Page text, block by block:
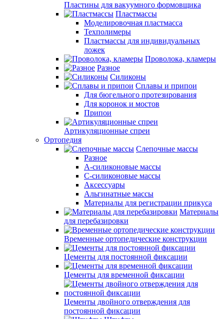
Пластины для вакуумного формовщика
Пластмассы
Моделировочная пластмасса
Техполимеры
Пластмассы для индивидуальных
ложек
Проволока, кламеры
Разное
Силиконы
Сплавы и припои
Для бюгельного протезирования
Для коронок и мостов
Припои
Артикуляционные спреи
Ортопедия
Слепочные массы
Разное
А-силиконовые массы
С-силиконовые массы
Аксессуары
Альгинатные массы
Материалы для регистрации прикуса
Материалы
для перебазировки
Временные ортопедические конструкции
Цементы для постоянной фиксации
Цементы для временной фиксации
Цементы двойного отверждения для
постоянной фиксации